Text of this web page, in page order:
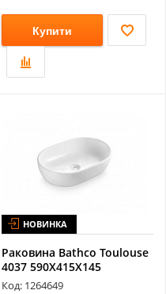
Купити
НОВИНКА
Раковина Bathco Toulouse
4037 590X415X145
Код: 1264649